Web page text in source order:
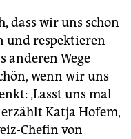
dass wir uns schon
und respektieren
anderen Wege
wenn wir uns
‚Lasst uns mal
erzählt Katja Hofem,
Chefin von